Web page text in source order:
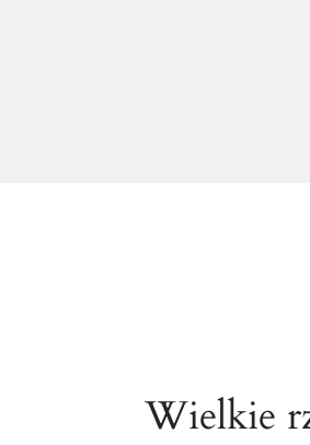
Wielkie